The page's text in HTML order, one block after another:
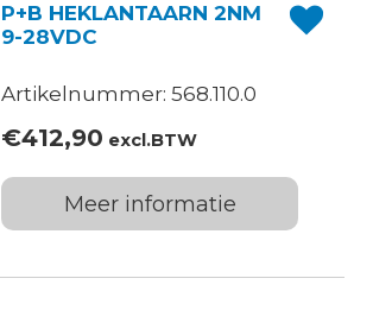
P+B HEKLANTAARN 2NM
9-28VDC
Artikelnummer: 568.110.0
€412,90 excl.BTW
Meer informatie